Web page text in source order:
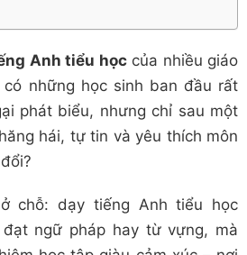
Anh tiểu họccủa nhiều giáo
những học sinh ban đầu rất
phát biểu, nhưng chỉ sau một
hái, tự tin và yêu thích môn
chỗ: dạy tiếng Anh tiểu học
ngữ pháp hay từ vựng, mà